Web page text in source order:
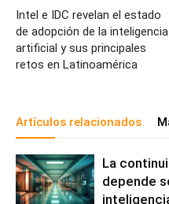
Intel e IDC revelan el estado
de adopción de la inteligencia
artificial y sus principales
retos en Latinoamérica
Artículos relacionados
La
depende